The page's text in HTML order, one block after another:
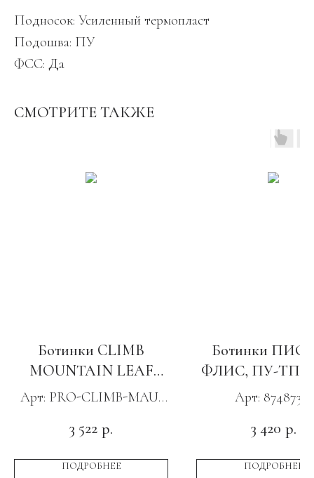
Подносок: Усиленный термопласт
Подошва: ПУ
ФСС: Да
СМОТРИТЕ ТАКЖЕ
Ботинки CLIMB
MOUNTAIN LEAF
бежевый
Арт: PRO-CLIMB-MAU-
3 522 р.
ПОДРОБНЕЕ
Ботинки
ФЛИС, ПУ-ТПУ
Арт: 87487351
3 420 р.
ПОДРОБНЕЕ